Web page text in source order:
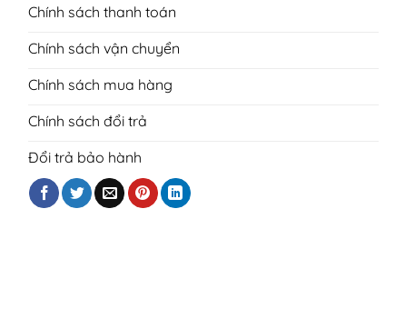
Chính sách thanh toán
Chính sách vận chuyển
Chính sách mua hàng
Chính sách đổi trả
Đổi trả bảo hành